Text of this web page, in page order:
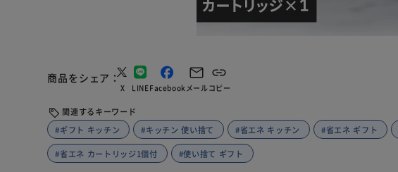
商品をシェア
X LINEFacebook メールコピー
関連するキーワード
#ギフト キッチン
#キッチン 使い捨て #省エネ キッチン #省エネ ギフト
#省エネ カートリッジ1個付 #使い捨て ギフト